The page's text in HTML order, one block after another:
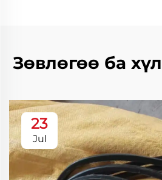
Зөвлөгөө ба
23
Jul